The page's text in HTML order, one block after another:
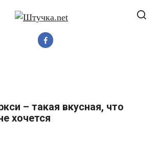
– такая вкусная, что
хочется